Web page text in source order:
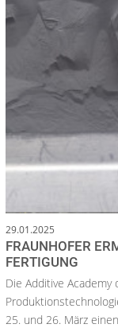
29.01.2025
FRAUNHOFER
FERTIGUNG
Die Additive
25. und 26. März